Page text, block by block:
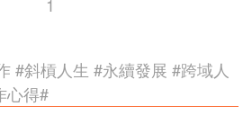
#斜槓人生 #永續發展 #跨域人
心得#